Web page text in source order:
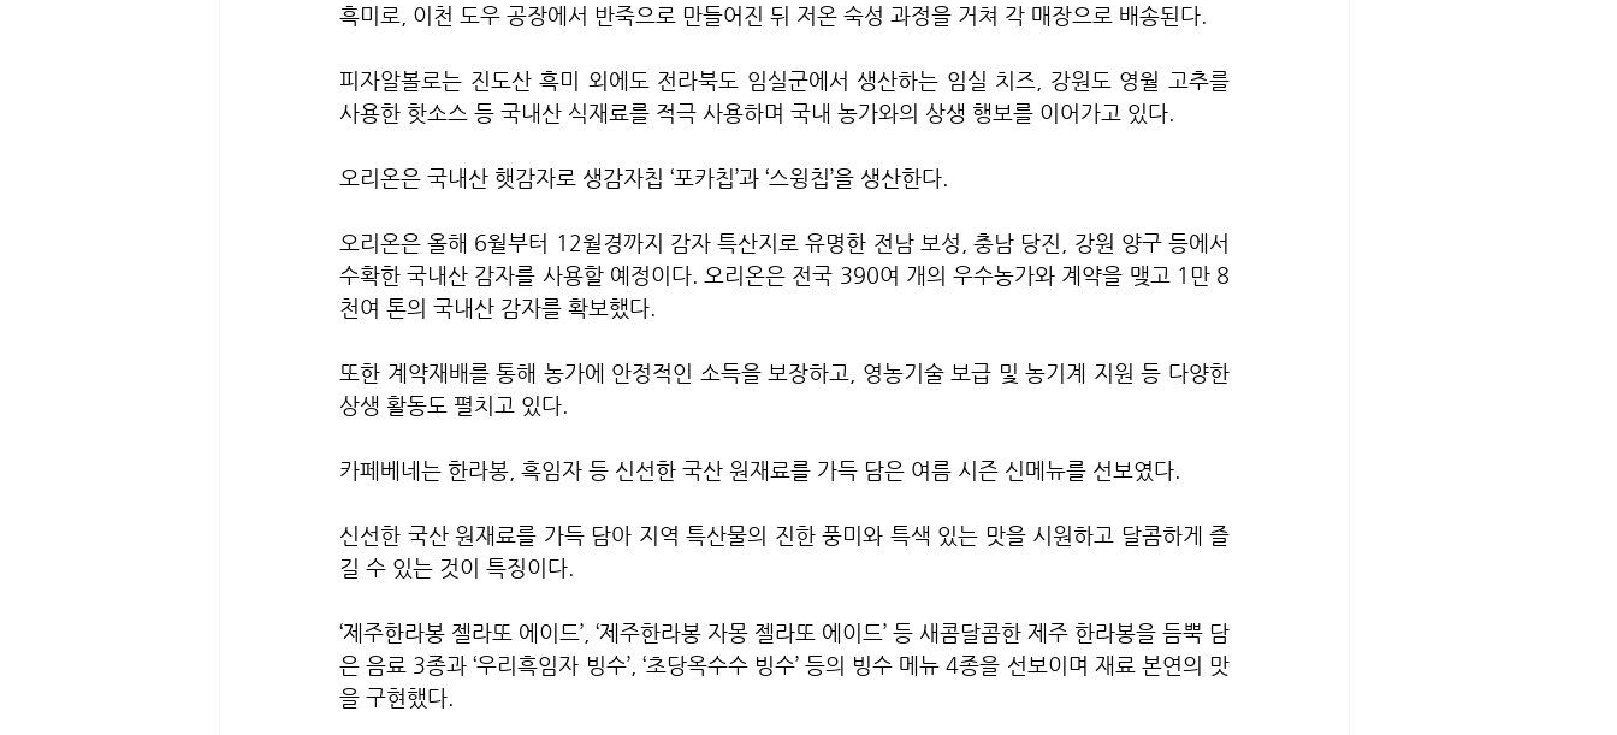
흑미로, 이천 도우 공장에서 반죽으로 만들어진 뒤 저온 숙성 과정을 거쳐 각 매장으로 배송된다.
피자알볼로는 진도산 흑미 외에도 전라북도 임실군에서 생산하는 임실 치즈, 강원도 영월 고추를
사용한 핫소스 등 국내산 식재료를 적극 사용하며 국내 농가와의 상생 행보를 이어가고 있다.
오리온은 국내산 햇감자로 생감자칩 ‘포카칩’과 ‘스윙칩’을 생산한다.
오리온은 올해 6월부터 12월경까지 감자 특산지로 유명한 전남 보성, 충남 당진, 강원 양구 등에서
수확한 국내산 감자를 사용할 예정이다. 오리온은 전국 390여 개의 우수농가와 계약을 맺고 1만 8
천여 톤의 국내산 감자를 확보했다.
또한 계약재배를 통해 농가에 안정적인 소득을 보장하고, 영농기술 보급 및 농기계 지원 등 다양한
상생 활동도 펼치고 있다.
카페베네는 한라봉, 흑임자 등 신선한 국산 원재료를 가득 담은 여름 시즌 신메뉴를 선보였다.
신선한 국산 원재료를 가득 담아 지역 특산물의 진한 풍미와 특색 있는 맛을 시원하고 달콤하게 즐
길 수 있는 것이 특징이다.
‘제주한라봉 젤라또 에이드’, ‘제주한라봉 자몽 젤라또 에이드’ 등 새콤달콤한 제주 한라봉을 듬뿍 담
은 음료 3종과 ‘우리흑임자 빙수’, ‘초당옥수수 빙수’ 등의 빙수 메뉴 4종을 선보이며 재료 본연의 맛
을 구현했다.